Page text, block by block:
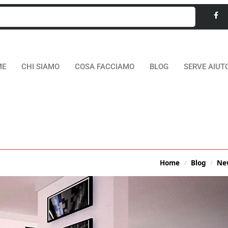
CHI SIAMO COSA FACCIAMO BLOG SERVE
Home / Blog /